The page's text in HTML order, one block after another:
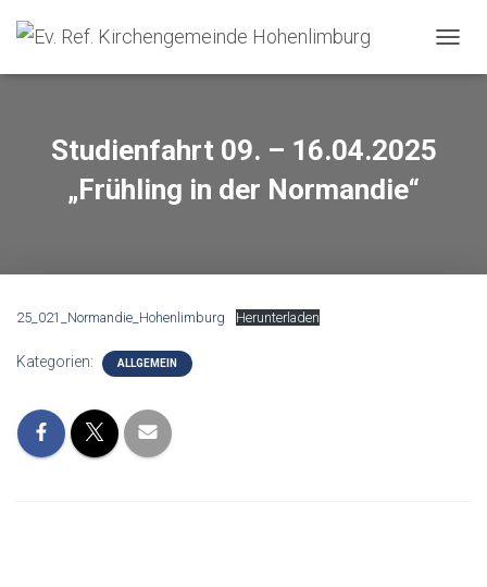
Studienfahrt 09. – 16.04.2025
„Frühling in der Normandie“
25_021_Normandie_Hohenlimburg Herunterladen
Kategorien: ALLGEMEIN